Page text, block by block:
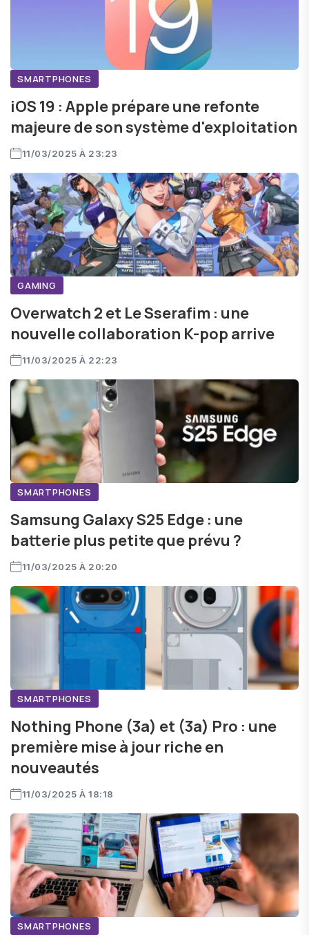
SMARTPHONES
iOS 19 : Apple prépare une refonte
majeure de son système d'exploitation
11/03/2025 À 23:23
GAMING
Overwatch 2 et Le Sserafim : une
nouvelle collaboration K-pop arrive
11/03/2025 À 22:23
SMARTPHONES
Samsung Galaxy S25 Edge : une
batterie plus petite que prévu ?
11/03/2025 À 20:20
SMARTPHONES
Nothing Phone (3a) et (3a) Pro : une
première mise à jour riche en
nouveautés
11/03/2025 À 18:18
SMARTPHONES